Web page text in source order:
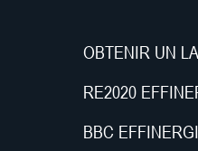
OBTENIR UN
RE2020
BBC